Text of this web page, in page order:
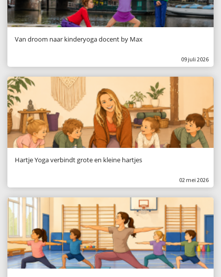
Van droom naar kinderyoga docent by Max
09 juli 2026
Hartje Yoga verbindt grote en kleine hartjes
02 mei 2026